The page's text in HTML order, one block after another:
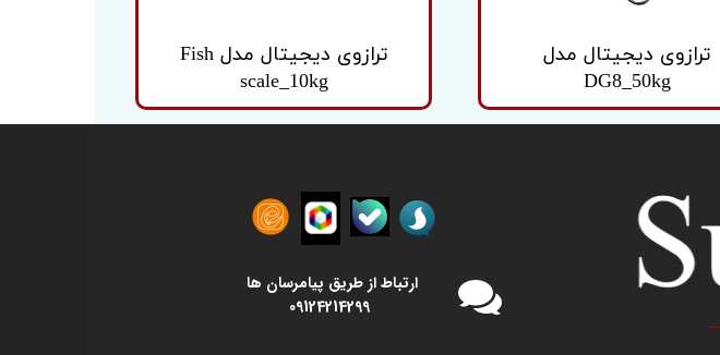
ترازوی دیجیتال مدل
DG8_50kg
ترازوی دیجیتال مدل Fish
scale_10kg
​​ارتباط از طریق پیامرسان ها
09124214299